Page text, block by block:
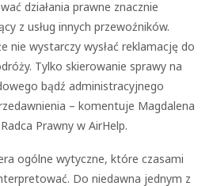
działania prawne znacznie
z usług innych przewoźników.
nie wystarczy wysłać reklamację do
Tylko skierowanie sprawy na
bądź administracyjnego
– komentuje Magdalena
Prawny w AirHelp.
ogólne wytyczne, które czasami
Do niedawna jednym z